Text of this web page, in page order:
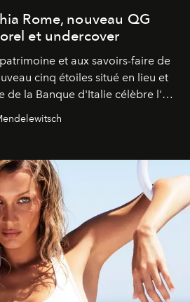
Rome, nouveau QG
et undercover
et aux savoirs-faire de
cinq étoiles situé en lieu et
de la Banque d'Italie célèbre l'art
son élégance intemporelle.